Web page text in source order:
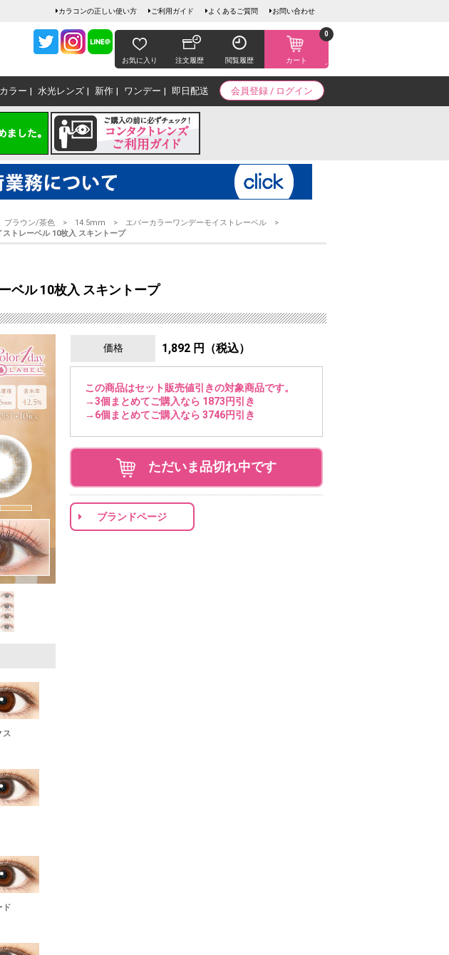
カラコンの正しい使い方 ご利用ガイド よくあるご質問 お問い合わせ
お気に入り 注文履歴 閲覧履歴 カート
0
会員登録 / ログイン
ラー 水光レンズ 新作 ワンデー 即日配送
ブラウン/茶色 14.5mm
エバーカラーワンデーモイストレーベル
トレーベル 10枚入 スキントープ
ベル 10枚入 スキントープ
ス
ド
価格 1,892 円（税込）
この商品はセット販売値引きの対象商品です。
→3個まとめてご購入なら 1873円引き
→6個まとめてご購入なら 3746円引き
ただいま品切れ中です
ブランドページ